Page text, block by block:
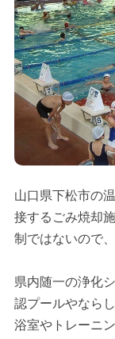
山口県下松市の
接するごみ焼却
制ではないので
県内随一の浄化
認プールやなら
浴室やトレーニ